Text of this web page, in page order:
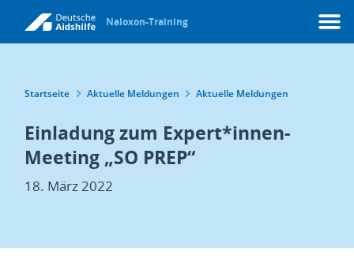
Naloxon-Training Menü
Startseite Aktuelle Meldungen Aktuelle Meldungen
Einladung zum Expert*innen-
Meeting „SO PREP“
18. März 2022